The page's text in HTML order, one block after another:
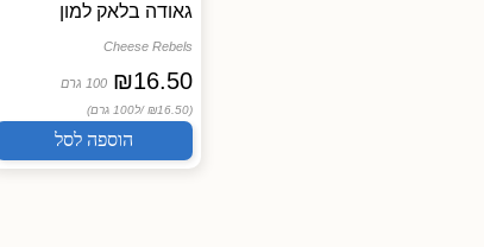
גאודה בלאק למון
Cheese Rebels
₪16.50 100 גרם
(₪16.50 / ל100 גרם)
הוספה לסל